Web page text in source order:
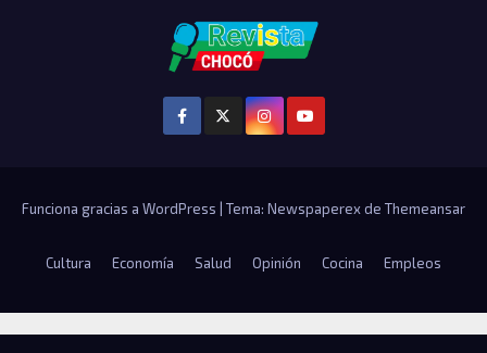
Funciona gracias a WordPress Tema: Newspaperex de Themeansar
Cultura Economía Salud Opinión Cocina Empleos